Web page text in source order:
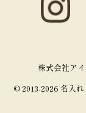
株式会社ア
© 2013-2026 名入